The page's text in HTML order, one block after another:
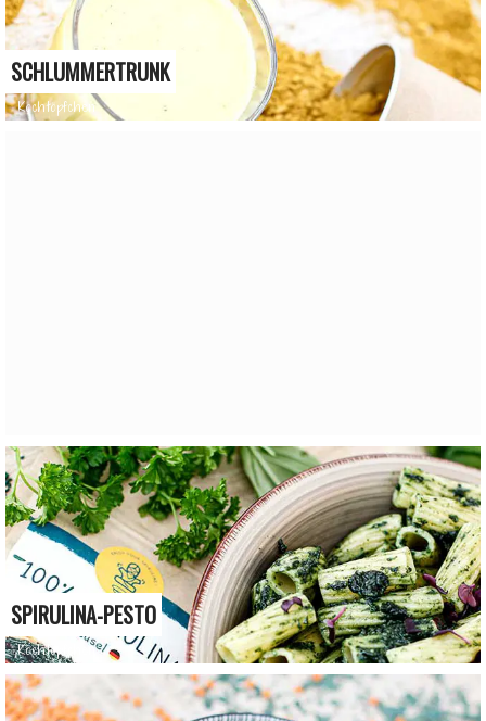
SCHLUMMERTRUNK
Kochtöpfchen
SPIRULINA-PESTO
Kochtöpfchen